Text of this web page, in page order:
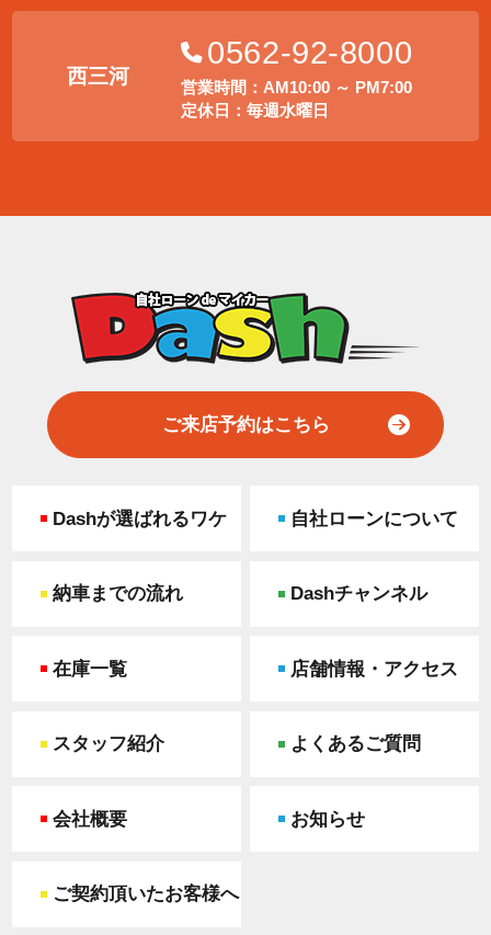
西三河
0562-92-8000
営業時間：AM10:00 ～ PM7:00
定休日：毎週水曜日
ご来店予約はこちら
Dashが選ばれるワケ 自社ローンについて
納車までの流れ Dashチャンネル
在庫一覧 店舗情報・アクセス
スタッフ紹介 よくあるご質問
会社概要 お知らせ
ご契約頂いたお客様へ